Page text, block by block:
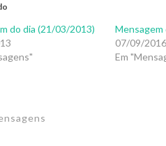
do dia (21/03/2013)
Mensagem
07/09/2016
Em